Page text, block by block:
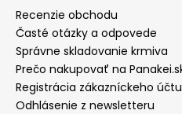
Recenzie obchodu
Časté otázky a odpovede
Správne skladovanie krmiva
Prečo nakupovať na
Registrácia zákazníckeho účtu
Odhlásenie z newsletteru